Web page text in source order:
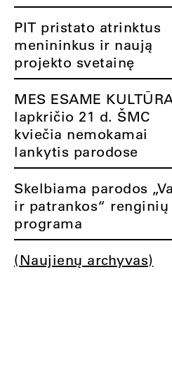
PIT pristato atrinktus
menininkus ir naują
projekto svetainę
MES ESAME
lapkričio 21 d. ŠMC
kviečia nemokamai
lankytis parodose
Skelbiama parodos
ir patrankos“ renginių
programa
(Naujienų archyvas)